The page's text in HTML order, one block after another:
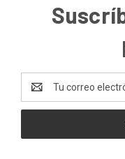
de
correo